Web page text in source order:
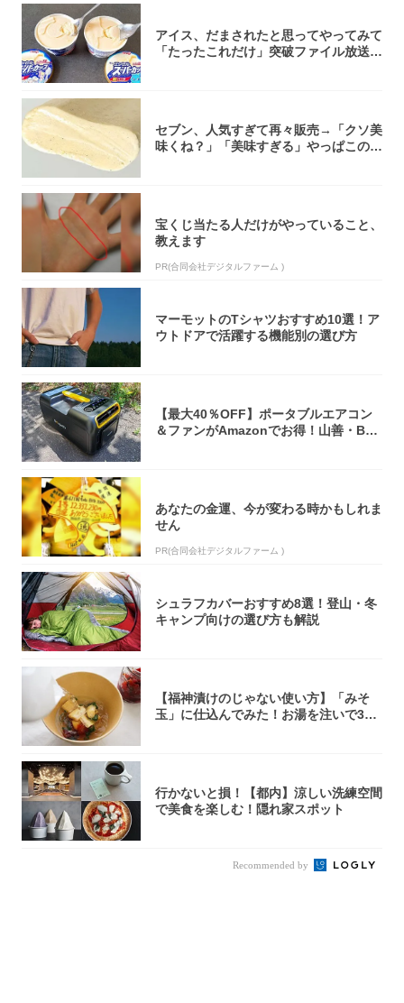
アイス、だまされたと思ってやってみて
「たったこれだけ」突破ファイル放送で
セブン、人気すぎて再々販売→「クソ美
味くね？」「美味すぎる」やっぱこのク
宝くじ当たる人だけがやっていること、
教えます
PR(合同会社デジタルファーム )
マーモットのTシャツおすすめ10選！ア
ウトドアで活躍する機能別の選び方
【最大40％OFF】ポータブルエアコン
＆ファンがAmazonでお得！山善・Bo
あなたの金運、今が変わる時かもしれま
せん
PR(合同会社デジタルファーム )
シュラフカバーおすすめ8選！登山・冬
キャンプ向けの選び方も解説
【福神漬けのじゃない使い方】「みそ
玉」に仕込んでみた！お湯を注いで30
行かないと損！【都内】涼しい洗練空間
で美食を楽しむ！隠れ家スポット
Recommended by